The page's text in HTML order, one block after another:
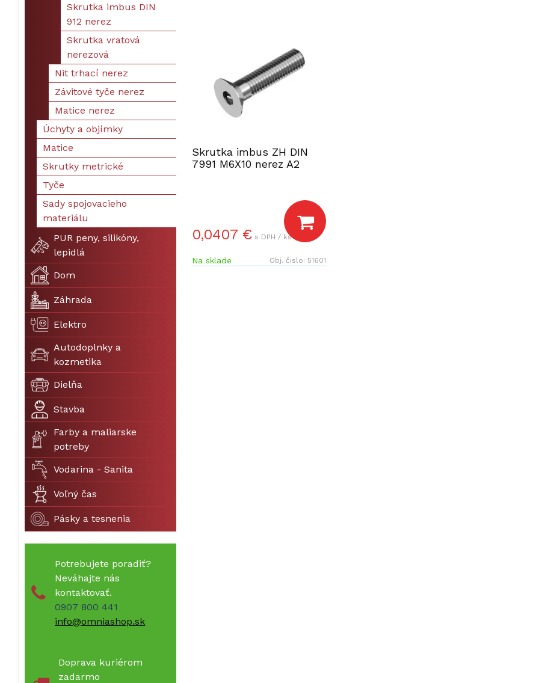
Skrutka imbus ZH DIN
7991 M6X10 nerez A2
0,0407 € s DPH / ks
Na sklade Obj. čislo: 51601
Skrutka imbus DIN
912 nerez
Skrutka vratová
nerezová
Nit trhací nerez
Závitové tyče nerez
Matice nerez
Úchyty a objímky
Matice
Skrutky metrické
Tyče
Sady spojovacieho
materiálu
PUR peny, silikóny,
lepidlá
Dom
Záhrada
Elektro
Autodoplnky a
kozmetika
Dielňa
Stavba
Farby a maliarske
potreby
Vodarina - Sanita
Voľný čas
Pásky a tesnenia
Potrebujete poradiť?
Neváhajte nás
kontaktovať.
0907 800 441
info@omniashop.sk
Doprava kuriérom
zadarmo